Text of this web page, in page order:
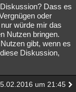
Dass es
oder
würde mir das
Nutzen bringen.
gibt, wenn es
Diskussion,
um 21:45